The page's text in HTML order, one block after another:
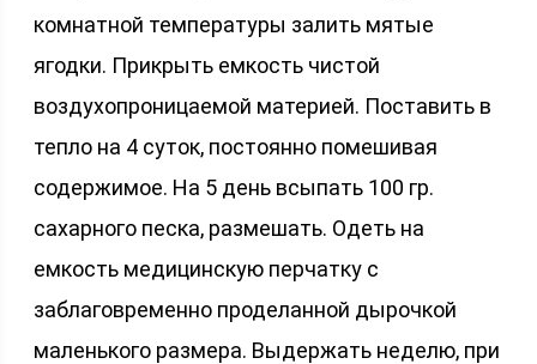
комнатной температуры залить мятые
ягодки. Прикрыть емкость чистой
воздухопроницаемой материей. Поставить в
тепло на 4 суток, постоянно помешивая
содержимое. На 5 день всыпать 100 гр.
сахарного песка, размешать. Одеть на
емкость медицинскую перчатку с
заблаговременно проделанной дырочкой
маленького размера. Выдержать неделю, при